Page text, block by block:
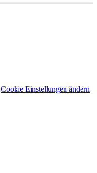
Cookie Einstellungen ändern